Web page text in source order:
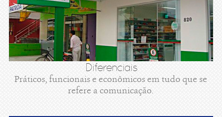
Diferenciais
Práticos, funcionais e econômicos em tudo que se
refere a comunicação.